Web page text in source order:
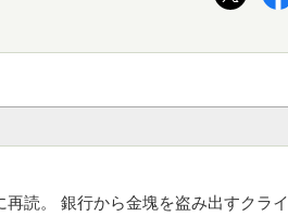
読。 銀行から金塊を盗み出すクライ